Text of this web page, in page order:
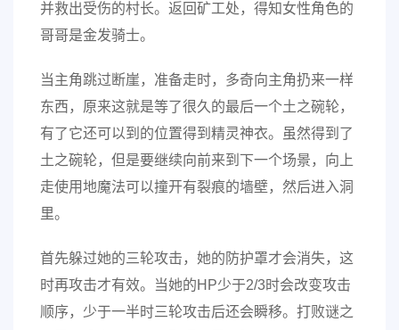
并救出受伤的村长。返回矿工处，得知女性角色的
哥哥是金发骑士。
当主角跳过断崖，准备走时，多奇向主角扔来一样
东西，原来这就是等了很久的最后一个土之碗轮，
有了它还可以到的位置得到精灵神衣。虽然得到了
土之碗轮，但是要继续向前来到下一个场景，向上
走使用地魔法可以撞开有裂痕的墙壁，然后进入洞
里。
首先躲过她的三轮攻击，她的防护罩才会消失，这
时再攻击才有效。当她的HP少于2/3时会改变攻击
顺序，少于一半时三轮攻击后还会瞬移。打败谜之